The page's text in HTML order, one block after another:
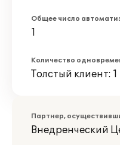
Общее число
1
Количество
Толстый клиент: 1
Партнер,
Внедренческий